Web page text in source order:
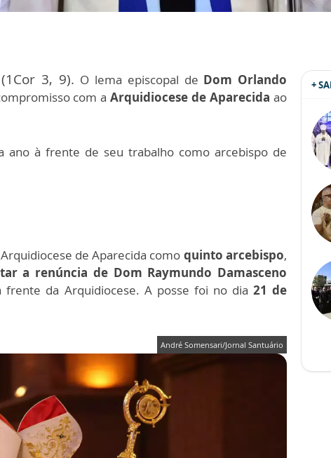
(1Cor 3, 9). O lema episcopal de Dom Orlando
com aArquidiocese de Aparecida ao
ano à frente de seu trabalho como arcebispo de
de Aparecida como quinto arcebispo,
a renúncia de Dom Raymundo Damasceno
frente da Arquidiocese. A posse foi no dia 21 de
André Somensari/Jornal Santuário
+